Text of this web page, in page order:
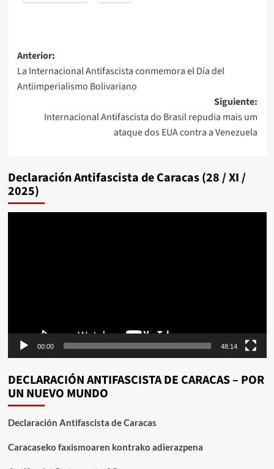
Navegación
de
entradas
Anterior:
La Internacional Antifascista conmemora el Día del
Antiimperialismo Bolivariano
Siguiente:
Internacional Antifascista do Brasil repudia mais um
ataque dos EUA contra a Venezuela
Declaración Antifascista de Caracas (28 / XI /
2025)
00:00 48:14
DECLARACIÓN ANTIFASCISTA DE CARACAS – POR
UN NUEVO MUNDO
Declaración Antifascista de Caracas
Caracaseko faxismoaren kontrako adierazpena